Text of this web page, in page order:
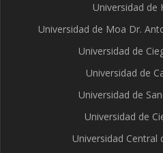
Universidad de
Universidad de Moa Dr.
Universidad de
Universidad de
Universidad de
Universidad de
Universidad Central